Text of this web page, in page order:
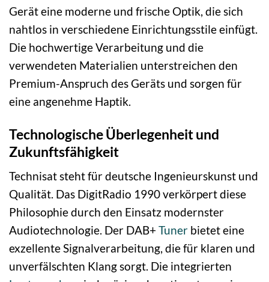
Gerät eine moderne und frische Optik, die sich
nahtlos in verschiedene Einrichtungsstile einfügt.
Die hochwertige Verarbeitung und die
verwendeten Materialien unterstreichen den
Premium-Anspruch des Geräts und sorgen für
eine angenehme Haptik.
Technologische Überlegenheit und
Zukunftsfähigkeit
Technisat steht für deutsche Ingenieurskunst und
Qualität. Das DigitRadio 1990 verkörpert diese
Philosophie durch den Einsatz modernster
Audiotechnologie. Der DAB+ Tuner bietet eine
exzellente Signalverarbeitung, die für klaren und
unverfälschten Klang sorgt. Die integrierten